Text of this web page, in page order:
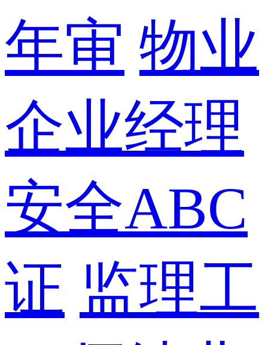
年审 物业
企业经理
安全ABC
证 监理工